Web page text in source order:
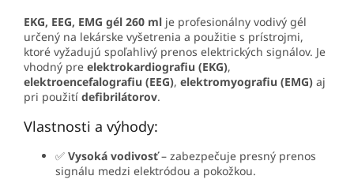
EKG, EEG, EMG gél 260 ml je profesionálny vodivý gél
určený na lekárske vyšetrenia a použitie s prístrojmi,
ktoré vyžadujú spoľahlivý prenos elektrických signálov. Je
vhodný pre elektrokardiografiu (EKG),
elektroencefalografiu (EEG), elektromyografiu (EMG) aj
pri použití defibrilátorov.
Vlastnosti a výhody:
✅ Vysoká vodivosť– zabezpečuje presný prenos
signálu medzi elektródou a pokožkou.